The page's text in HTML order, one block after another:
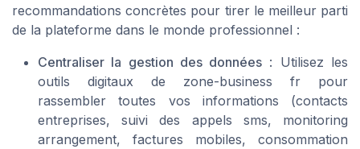
recommandations concrètes pour tirer le meilleur parti
de la plateforme dans le monde professionnel :
Centraliser la gestion des données : Utilisez les
outils digitaux de zone-business fr pour
rassembler toutes vos informations (contacts
entreprises, suivi des appels sms, monitoring
arrangement, factures mobiles, consommation